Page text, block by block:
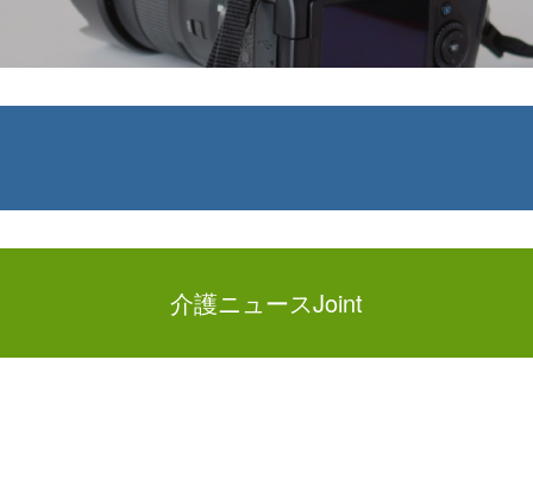
介護ニュースJoint